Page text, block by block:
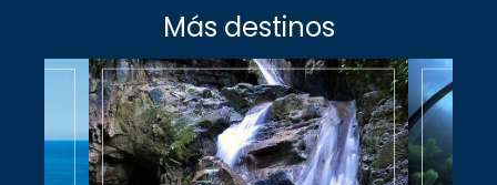
Más destinos